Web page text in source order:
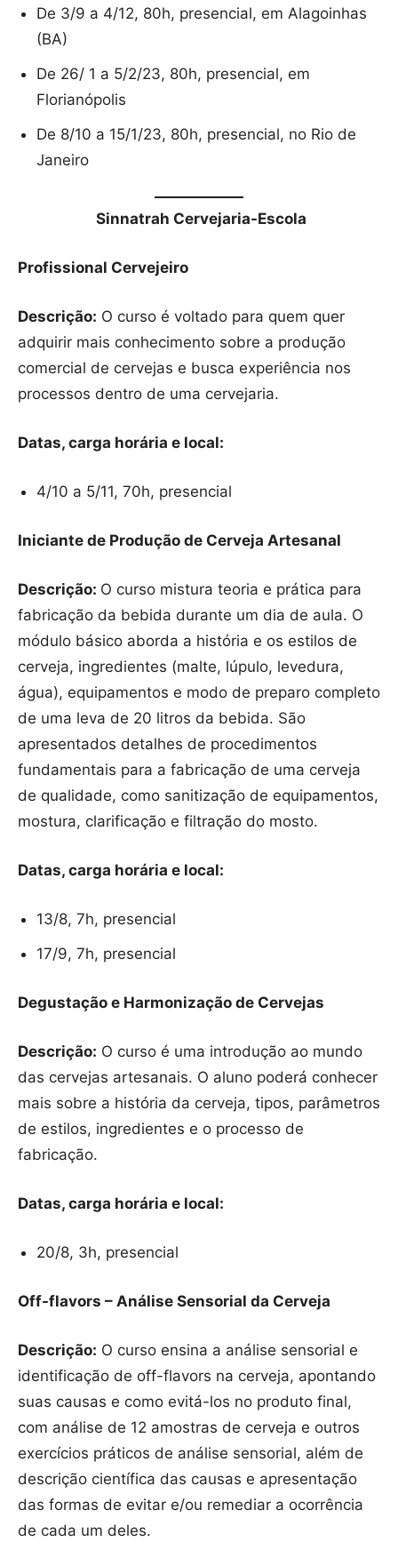
De 3/9 a 4/12, 80h, presencial, em Alagoinhas
(BA)
De 26/ 1 a 5/2/23, 80h, presencial, em
Florianópolis
De 8/10 a 15/1/23, 80h, presencial, no Rio de
Janeiro
Sinnatrah Cervejaria-Escola
Profissional Cervejeiro
Descrição: O curso é voltado para quem quer
adquirir mais conhecimento sobre a produção
comercial de cervejas e busca experiência nos
processos dentro de uma cervejaria.
Datas, carga horária e local:
4/10 a 5/11, 70h, presencial
Iniciante de Produção de Cerveja Artesanal
Descrição: O curso mistura teoria e prática para
fabricação da bebida durante um dia de aula. O
módulo básico aborda a história e os estilos de
cerveja, ingredientes (malte, lúpulo, levedura,
água), equipamentos e modo de preparo completo
de uma leva de 20 litros da bebida. São
apresentados detalhes de procedimentos
fundamentais para a fabricação de uma cerveja
de qualidade, como sanitização de equipamentos,
mostura, clarificação e filtração do mosto.
Datas, carga horária e local:
13/8, 7h, presencial
17/9, 7h, presencial
Degustação e Harmonização de Cervejas
Descrição: O curso é uma introdução ao mundo
das cervejas artesanais. O aluno poderá conhecer
mais sobre a história da cerveja, tipos, parâmetros
de estilos, ingredientes e o processo de
fabricação.
Datas, carga horária e local:
20/8, 3h, presencial
Off-flavors – Análise Sensorial da Cerveja
Descrição: O curso ensina a análise sensorial e
identificação de off-flavors na cerveja, apontando
suas causas e como evitá-los no produto final,
com análise de 12 amostras de cerveja e outros
exercícios práticos de análise sensorial, além de
descrição científica das causas e apresentação
das formas de evitar e/ou remediar a ocorrência
de cada um deles.